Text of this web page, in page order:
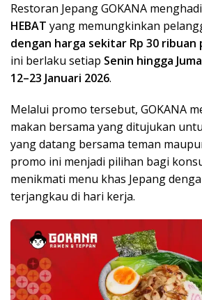
Restoran Jepang GOKANA
HEBAT yang memungkinkan
dengan harga sekitar Rp 30 ribuan
ini berlaku setiap Senin hingga
12–23 Januari 2026.
Melalui promo tersebut, GOKANA
makan bersama yang ditujukan
yang datang bersama teman
promo ini menjadi pilihan bagi
menikmati menu khas Jepang
terjangkau di hari kerja.